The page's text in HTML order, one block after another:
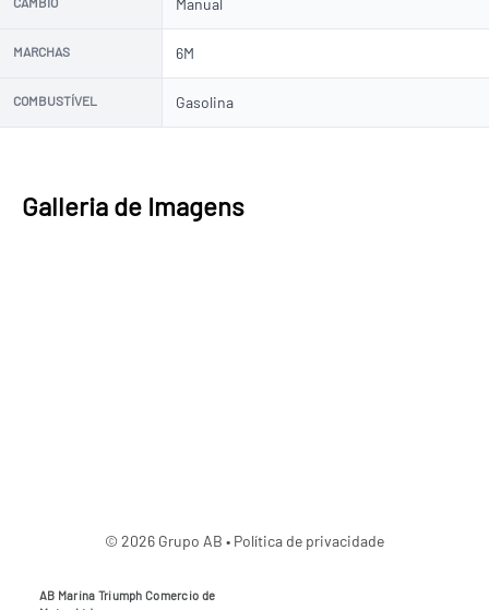
Manual
MARCHAS 6M
COMBUSTÍVEL Gasolina
Galleria de Imagens
© 2026 Grupo AB • Política de privacidade
AB Marina Triumph Comercio de